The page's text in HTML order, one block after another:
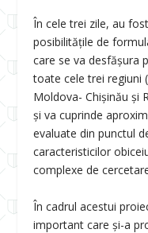
În cele trei zile, au
posibilitățile de
care se va desfășura
toate cele trei regiuni
Moldova- Chișinău și
și va cuprinde
evaluate din punctul
caracteristicilor
complexe de
În cadrul acestui
important care și-a